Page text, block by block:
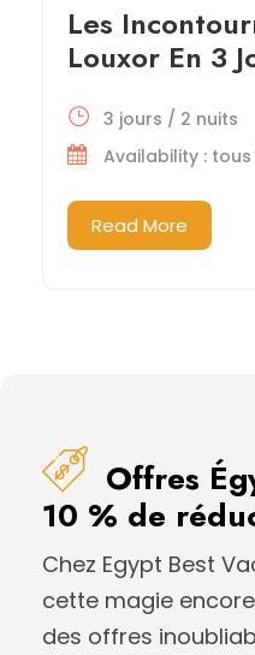
Les
Louxor En 3
3 jours / 2 nuits
Availability :
Read More
Offres
10 % de
Chez Egypt Best
cette magie
des offres